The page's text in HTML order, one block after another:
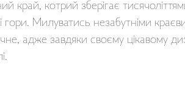
край, котрий зберігає
гори. Милуватись незабутніми
адже завдяки своєму цікавому